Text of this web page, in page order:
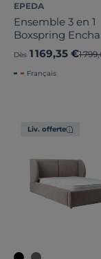
EPEDA
Ensemble 3 en 1
Boxspring
Dès 1 169,35 €1
Français
Liv. offerte